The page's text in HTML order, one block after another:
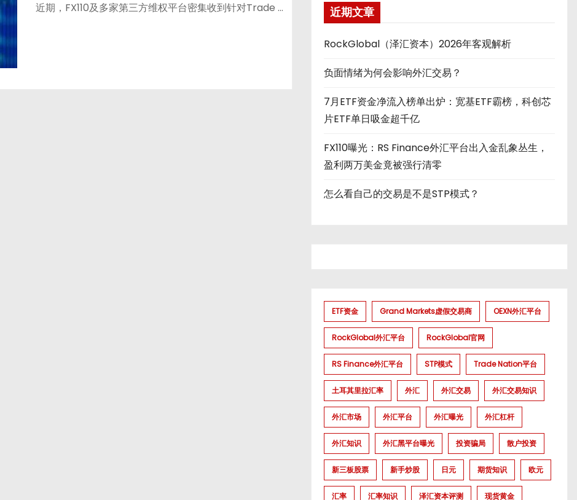
近期，FX110及多家第三方维权平台密集收到针对Trade … 近期文章
RockGlobal（泽汇资本）2026年客观解析
负面情绪为何会影响外汇交易？
7月ETF资金净流入榜单出炉：宽基ETF霸榜，科创芯
片ETF单日吸金超千亿
FX110曝光：RS Finance外汇平台出入金乱象丛生，
盈利两万美金竟被强行清零
怎么看自己的交易是不是STP模式？
ETF资金 Grand Markets虚假交易商 OEXN外汇平台
RockGlobal外汇平台 RockGlobal官网
RS Finance外汇平台 STP模式 Trade Nation平台
土耳其里拉汇率 外汇 外汇交易 外汇交易知识
外汇市场 外汇平台 外汇曝光 外汇杠杆
外汇知识 外汇黑平台曝光 投资骗局 散户投资
新三板股票 新手炒股 日元 期货知识 欧元
汇率 汇率知识 泽汇资本评测 现货黄金